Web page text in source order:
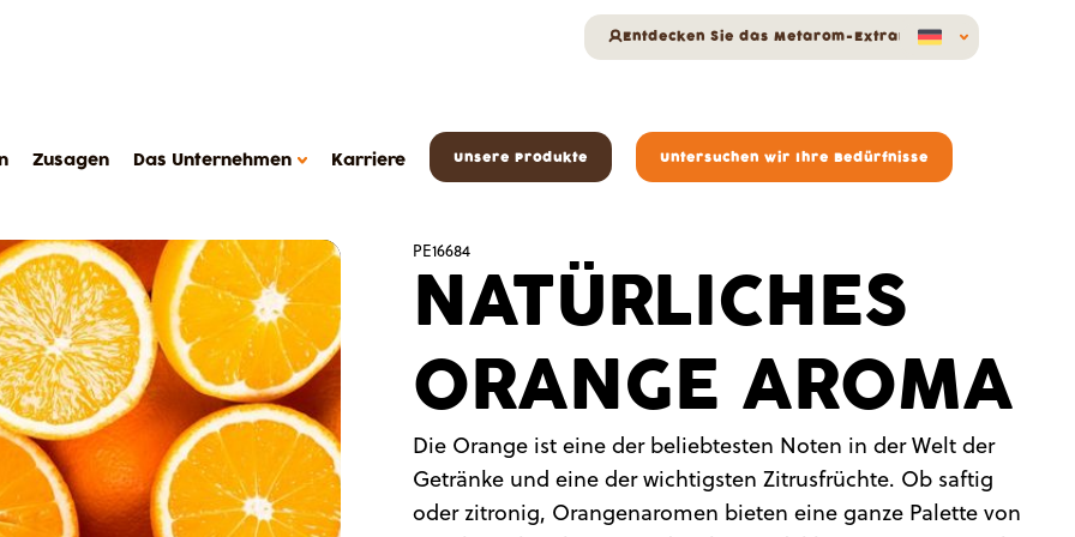
Zusagen Das Unternehmen
DAS METAROM UNTERNEHMEN
Das Unternehmen
FAQ
Kontakt
Metarom.com
Karriere Unsere Produkte Untersuchen wir Ihre Bedürfnisse
Entdecken Sie das Metarom-Extranet
PE16684
NATÜRLICHES
ORANGE AROMA
Die Orange ist eine der beliebtesten Noten in der Welt der
Getränke und eine der wichtigsten Zitrusfrüchte. Ob saftig
oder zitronig, Orangenaromen bieten eine ganze Palette von